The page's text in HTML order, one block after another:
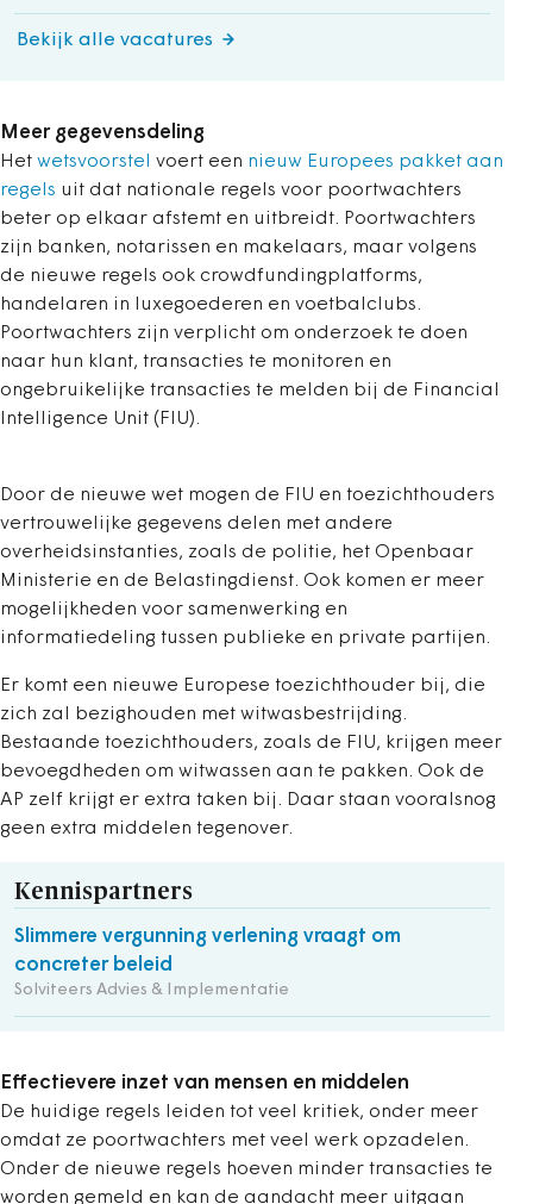
Bekijk alle vacatures
Meer gegevensdeling
Het wetsvoorstel voert een nieuw Europees pakket aan
regels uit dat nationale regels voor poortwachters
beter op elkaar afstemt en uitbreidt. Poortwachters
zijn banken, notarissen en makelaars, maar volgens
de nieuwe regels ook crowdfundingplatforms,
handelaren in luxegoederen en voetbalclubs.
Poortwachters zijn verplicht om onderzoek te doen
naar hun klant, transacties te monitoren en
ongebruikelijke transacties te melden bij de Financial
Intelligence Unit (FIU).
Door de nieuwe wet mogen de FIU en toezichthouders
vertrouwelijke gegevens delen met andere
overheidsinstanties, zoals de politie, het Openbaar
Ministerie en de Belastingdienst. Ook komen er meer
mogelijkheden voor samenwerking en
informatiedeling tussen publieke en private partijen.
Er komt een nieuwe Europese toezichthouder bij, die
zich zal bezighouden met witwasbestrijding.
Bestaande toezichthouders, zoals de FIU, krijgen meer
bevoegdheden om witwassen aan te pakken. Ook de
AP zelf krijgt er extra taken bij. Daar staan vooralsnog
geen extra middelen tegenover.
Kennispartners
Slimmere vergunning verlening vraagt om
concreter beleid
Solviteers Advies & Implementatie
Effectievere inzet van mensen en middelen
De huidige regels leiden tot veel kritiek, onder meer
omdat ze poortwachters met veel werk opzadelen.
Onder de nieuwe regels hoeven minder transacties te
worden gemeld en kan de aandacht meer uitgaan